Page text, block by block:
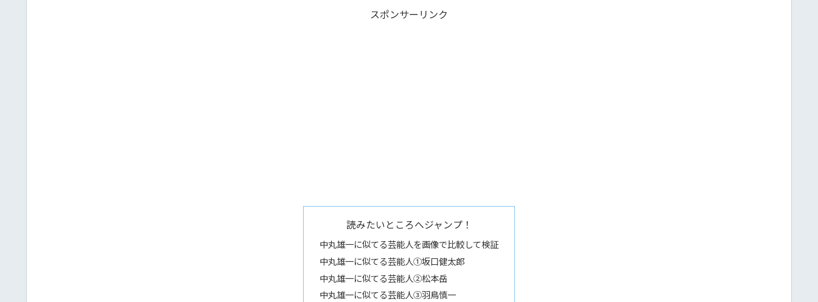
スポンサーリンク
読みたいところへジャンプ！
中丸雄一に似てる芸能人を画像で比較して検証
中丸雄一に似てる芸能人①坂口健太郎
中丸雄一に似てる芸能人②松本岳
中丸雄一に似てる芸能人③羽鳥慎一